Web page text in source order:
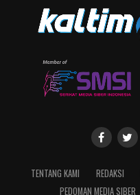
TENTANG KAMI REDAKSI
PEDOMAN MEDIA SIBER